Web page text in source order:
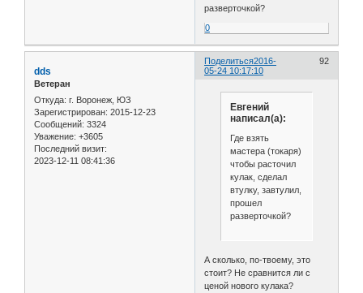
разверточкой?
0
Поделиться 92
2016-
05-24 10:17:10
dds
Ветеран
Откуда: г. Воронеж, ЮЗ
Зарегистрирован: 2015-12-23
Сообщений: 3324
Уважение: +3605
Последний визит:
2023-12-11 08:41:36
Евгений
написал(а):
Где взять
мастера (токаря)
чтобы расточил
кулак, сделал
втулку, завтулил,
прошел
разверточкой?
А сколько, по-твоему, это
стоит? Не сравнится ли с
ценой нового кулака?